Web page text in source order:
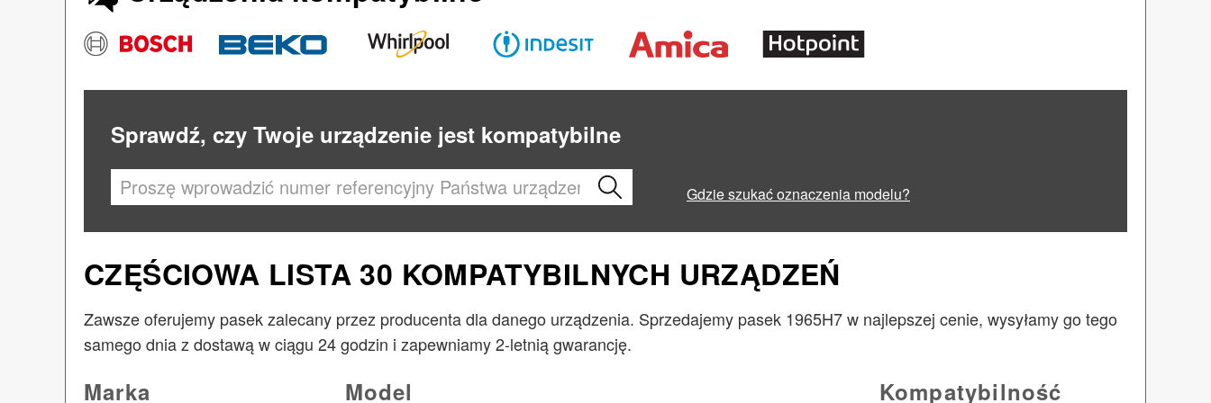
Sprawdź, czy Twoje urządzenie jest kompatybilne
Gdzie szukać oznaczenia modelu?
CZĘŚCIOWA LISTA 30 KOMPATYBILNYCH URZĄDZEŃ
Zawsze oferujemy pasek zalecany przez producenta dla danego urządzenia. Sprzedajemy pasek 1965H7 w najlepszej cenie, wysyłamy go tego
samego dnia z dostawą w ciągu 24 godzin i zapewniamy 2-letnią gwarancję.
Marka Model Kompatybilność